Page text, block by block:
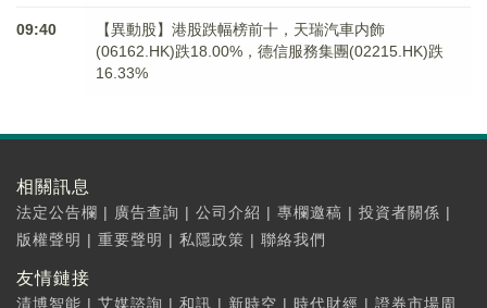
09:40
【異動股】港股跌幅榜前十，天瑞汽車内飾
(06162.HK)跌18.00%，德信服務集團(02215.HK)跌
16.33%
相關訊息
法定公告欄 | 廣告查詢 | 公司介紹 | 專欄邀稿 | 投資者關係 |
版權聲明 | 重要聲明 | 私隱政策 | 聯絡我們
友情鏈接
清博智能 | 艾媒諮詢 | 和訊 | 新時空 | 時代財經 | 證券市場周